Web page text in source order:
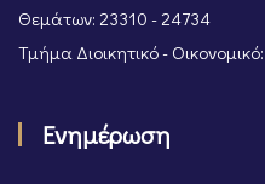
Θεμάτων: 23310 - 24734
Τμήμα Διοικητικό -
Ενημέρωση